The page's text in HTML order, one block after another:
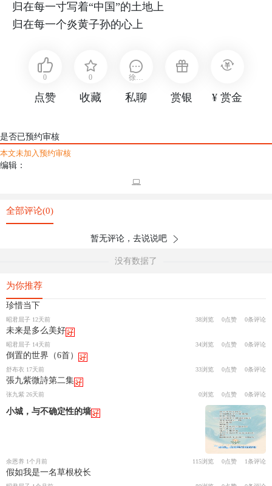
归在每一寸写着“中国”的土地上
归在每一个炎黄子孙的心上
0
点赞
0
收藏
徐东
私聊 赏银 ¥ 赏金
是否已预约审核
本文未加入预约审核
编辑：
全部评论(0)
暂无评论，去说说吧
没有数据了
为你推荐
珍惜当下
昭君屈子 12天前 38浏览 0点赞 0条评论
未来是多么美好
昭君屈子 14天前 34浏览 0点赞 0条评论
倒置的世界（6首）
舒布衣 17天前 33浏览 0点赞 0条评论
張九紫微詩第二集
张九紫 26天前 0浏览 0点赞 0条评论
小城，与不确定性的墙
余恩养 1个月前 115浏览 0点赞 1条评论
假如我是一名草根校长